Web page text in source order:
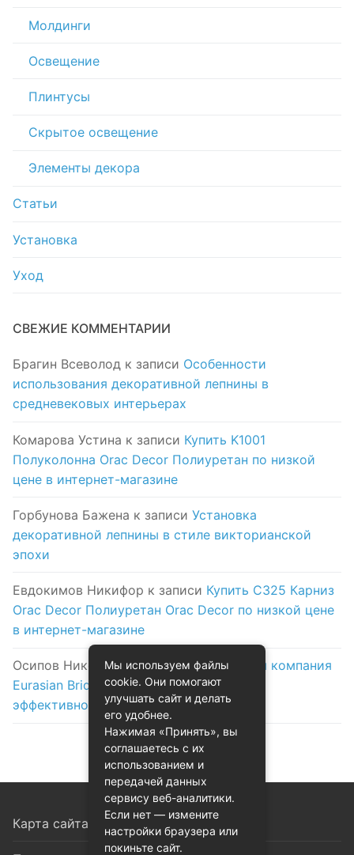
Молдинги
Освещение
Плинтусы
Скрытое освещение
Элементы декора
Статьи
Установка
Уход
СВЕЖИЕ КОММЕНТАРИИ
Брагин Всеволод к записи Особенности
использования декоративной лепнины в
средневековых интерьерах
Комарова Устина к записи Купить K1001
Полуколонна Orac Decor Полиуретан по низкой
цене в интернет-магазине
Горбунова Бажена к записи Установка
декоративной лепнины в стиле викторианской
эпохи
Евдокимов Никифор к записи Купить C325 Карниз
Orac Decor Полиуретан Orac Decor по низкой цене
в интернет-магазине
Осипов Николак записиЛогистическая компания
Eurasian Bridge в Астане: надежность и
эффективность на первом месте
Карта сайта
Мы используем файлы
cookie. Они помогают
улучшать сайт и делать
его удобнее.
Нажимая «Принять», вы
соглашаетесь с их
использованием и
передачей данных
сервису веб-аналитики.
Если нет — измените
настройки браузера или
покиньте сайт.